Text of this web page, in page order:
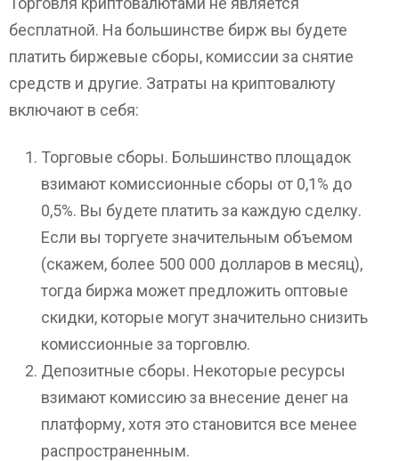
бесплатной. На большинстве бирж вы будете
платить биржевые сборы, комиссии за снятие
средств и другие. Затраты на криптовалюту
включают в себя:
Торговые сборы. Большинство площадок
взимают комиссионные сборы от 0,1% до
0,5%. Вы будете платить за каждую сделку.
Если вы торгуете значительным объемом
(скажем, более 500 000 долларов в месяц),
тогда биржа может предложить оптовые
скидки, которые могут значительно снизить
комиссионные за торговлю.
Депозитные сборы. Некоторые ресурсы
взимают комиссию за внесение денег на
платформу, хотя это становится все менее
распространенным.